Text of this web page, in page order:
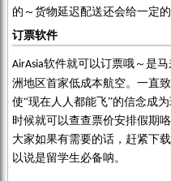
的～货物延迟配送还会给一定
订票软件
AirAsia软件就可以订票哦～是
洲地区首家低成本航空。一直
使“现在人人都能飞”的信念成
时候就可以查查票价安排假期咯
大家如果有需要的话，赶紧下
以说是留学生必备呐。